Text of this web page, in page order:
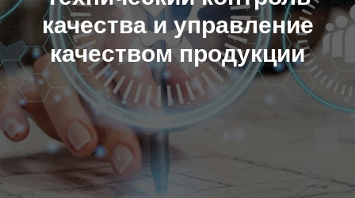
качества и управление
качеством продукции